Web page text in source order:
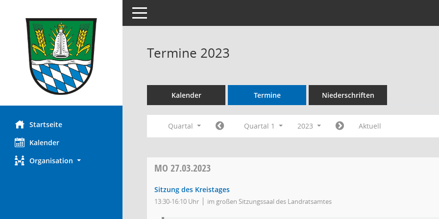
Startseite
Kalender
Organisation
Toggle navigation
Termine 2023
Kalender Termine Niederschriften
Quartal Quartal 1 2023 Aktuell
MO 27.03.2023
Sitzung des Kreistages
13:30-16:10 Uhr im großen Sitzungssaal des Landratsamtes